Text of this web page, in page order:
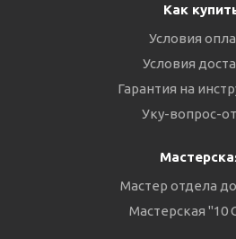
Как
Условия
Условия
Гарантия на
Уку-вопрос-
Мастер отдела
Мастерская "10